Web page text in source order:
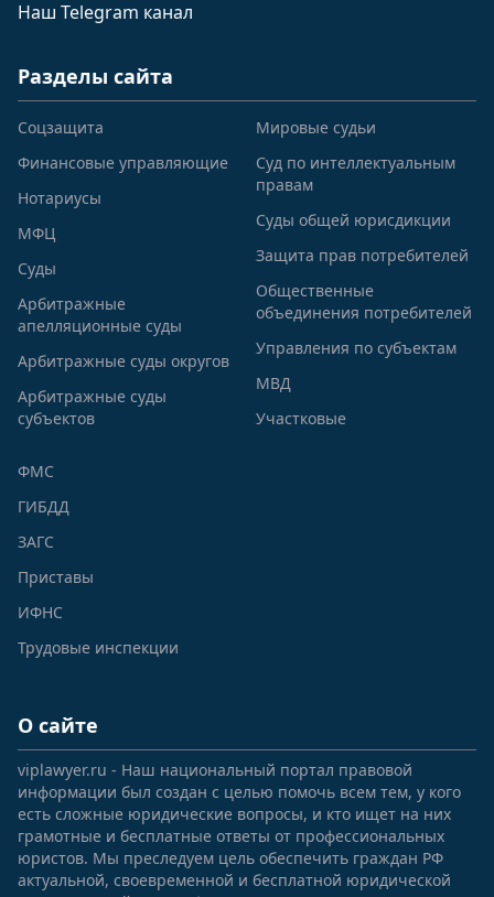
Наш Telegram канал
Разделы сайта
Соцзащита
Финансовые управляющие
Нотариусы
МФЦ
Суды
Арбитражные
апелляционные суды
Арбитражные суды округов
Арбитражные суды
субъектов
Мировые судьи
Суд по интеллектуальным
правам
Суды общей юрисдикции
Защита прав потребителей
Общественные
объединения потребителей
Управления по субъектам
МВД
Участковые
ФМС
ГИБДД
ЗАГС
Приставы
ИФНС
Трудовые инспекции
О сайте
viplawyer.ru - Наш национальный портал правовой
информации был создан с целью помочь всем тем, у кого
есть сложные юридические вопросы, и кто ищет на них
грамотные и бесплатные ответы от профессиональных
юристов. Мы преследуем цель обеспечить граждан РФ
актуальной, своевременной и бесплатной юридической